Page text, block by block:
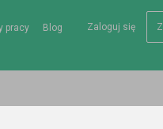
Zaloguj się
pracy Blog